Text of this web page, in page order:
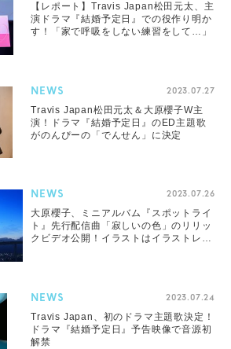
【レポート】Travis Japan松田元太、主
演ドラマ『結婚予定日』での役作り明か
す！「家で呼吸をしない練習をして…」
NEWS 2023.07.27
Travis Japan松田元太＆大原櫻子W主
演！ドラマ『結婚予定日』のED主題歌
がのんぴーの「でんせん」に決定
NEWS 2023.07.26
大原櫻子、ミニアルバム『スポットライ
ト』先行配信曲「寂しいの色」のリリッ
クビデオ公開！イラストはイラストレー
NEWS 2023.07.24
Travis Japan、初のドラマ主題歌決定！
ドラマ『結婚予定日』予告映像で音源初
解禁